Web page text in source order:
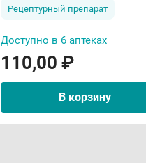
Рецептурный препарат
Доступно в 6 аптеках
110,00 ₽
В корзину